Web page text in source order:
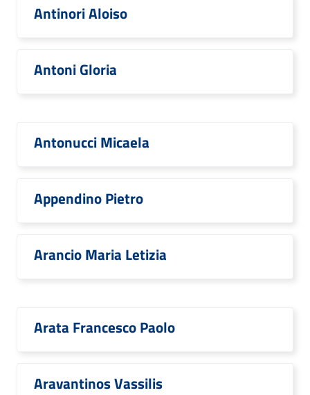
Antinori Aloiso
Antoni Gloria
Antonucci Micaela
Appendino Pietro
Arancio Maria Letizia
Arata Francesco Paolo
Aravantinos Vassilis